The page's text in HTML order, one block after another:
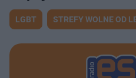
LGBT STREFY WOLNE OD